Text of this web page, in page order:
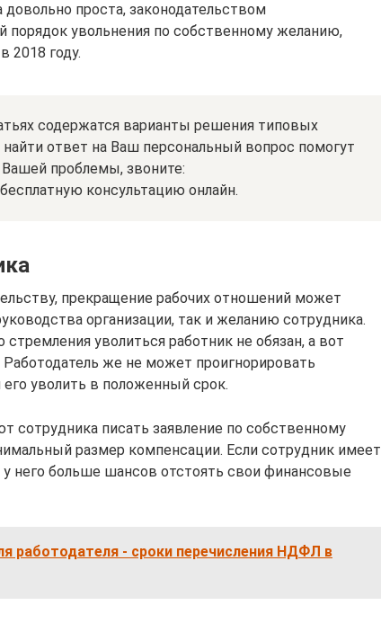
довольно проста, законодательством
порядок увольнения по собственному желанию,
2018 году.
содержатся варианты решения типовых
ответ на Ваш персональный вопрос помогут
проблемы, звоните:
консультацию онлайн.
прекращение рабочих отношений может
организации, так и желанию сотрудника.
уволиться работник не обязан, а вот
же не может проигнорировать
его уволить в положенный срок.
сотрудника писать заявление по собственному
размер компенсации. Если сотрудник имеет
у него больше шансов отстоять свои финансовые
работодателя - сроки перечисления НДФЛ в